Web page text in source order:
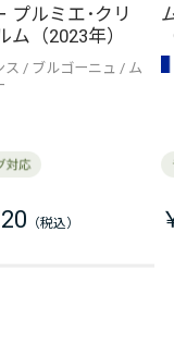
プルミエ･クリ
ム（2023年）
ス ブルゴーニュ
ム